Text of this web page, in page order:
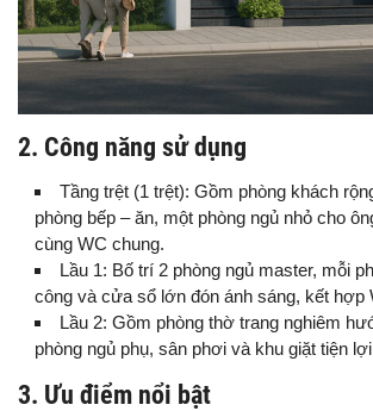
2. Công năng sử dụng
Tầng trệt (1 trệt): Gồm phòng khách
phòng bếp – ăn, một phòng ngủ nhỏ cho
cùng WC chung.
Lầu 1: Bố trí 2 phòng ngủ master, mỗi
công và cửa sổ lớn đón ánh sáng, kết hợp
Lầu 2: Gồm phòng thờ trang nghiêm
phòng ngủ phụ, sân phơi và khu giặt tiện
3. Ưu điểm nổi bật